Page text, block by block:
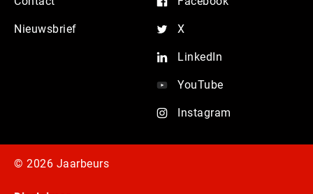
Nieuwsbrief X
LinkedIn
YouTube
Instagram
© 2026 Jaarbeurs